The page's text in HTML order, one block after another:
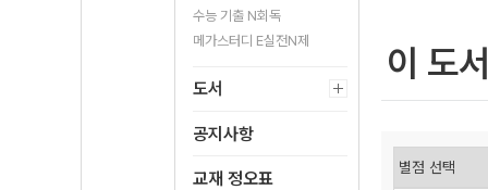
수능 기출 N회독
메가스터디 E실전N제
도서
공지사항
교재 정오표
이 도